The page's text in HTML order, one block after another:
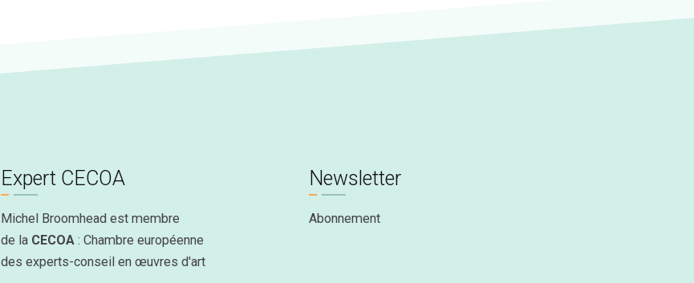
Expert CECOA
Michel Broomhead est membre
de la CECOA : Chambre européenne
des experts-conseil en œuvres d'art
Newsletter
Abonnement